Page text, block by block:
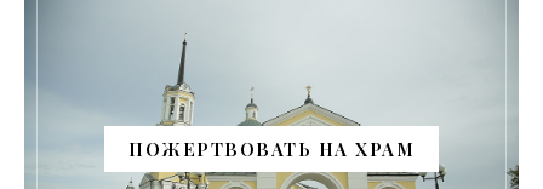
ПОЖЕРТВОВАТЬ НА ХРАМ